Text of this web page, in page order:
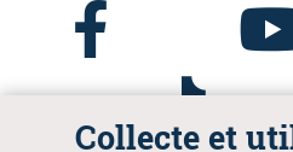
Facebook
Tiktok
Collecte et